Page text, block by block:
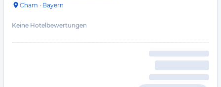
Cham · Bayern
Keine Hotelbewertungen